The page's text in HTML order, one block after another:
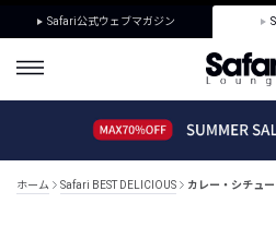
Safari公式ウェブマガジン
ホーム Safari BEST DELICIOUS カレー・シチュ